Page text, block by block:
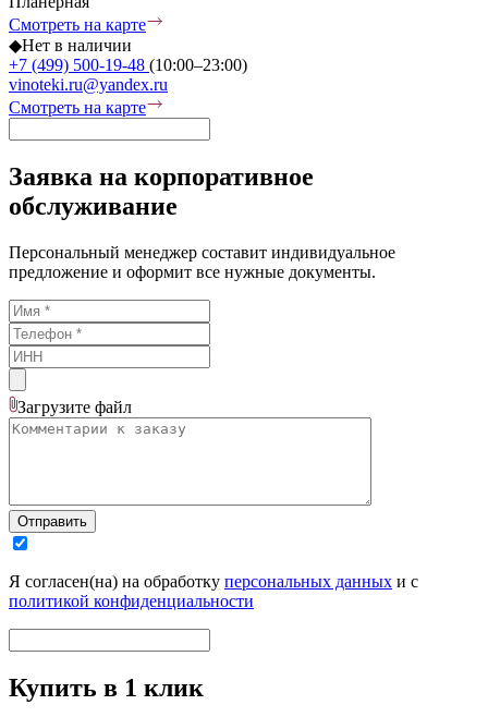
Смотреть на карте
◆Нет в наличии
+7 (499) 500-19-48 (10:00–23:00)
vinoteki.ru@yandex.ru
Смотреть на карте
Заявка на корпоративное
обслуживание
Персональный менеджер составит индивидуальное
предложение и оформит все нужные документы.
Загрузите файл
Отправить
Я согласен(на) на обработку персональных данных и с
политикой конфиденциальности
Купить в 1 клик